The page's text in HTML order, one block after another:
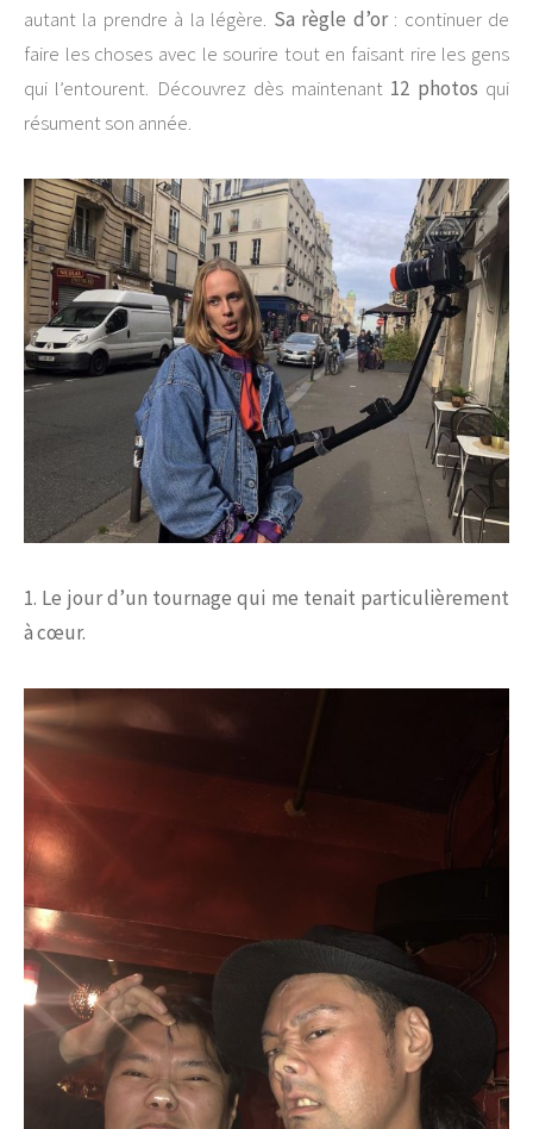
autant la prendre à la légère. Sa règle d’or: continuer de
faire les choses avec le sourire tout en faisant rire les gens
qui l’entourent. Découvrez dès maintenant 12 photos qui
résument son année.
1. Le jour d’un tournage qui me tenait particulièrement
à cœur.